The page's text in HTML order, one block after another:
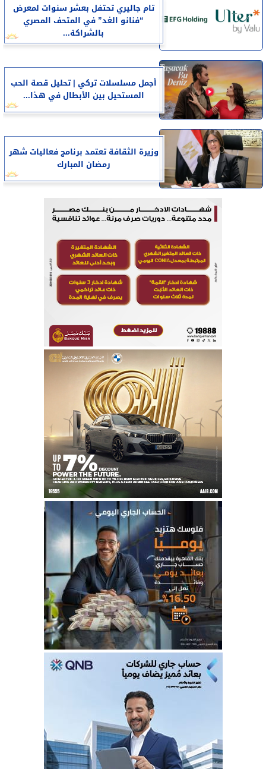
تام جاليري تحتفل بعشر سنوات لمعرض
“فنانو الغد” في المتحف المصري
بالشراكة...
أجمل مسلسلات تركي | تحليل قصة الحب
المستحيل بين الأبطال في هذا...
وزيرة الثقافة تعتمد برنامج فعاليات شهر
رمضان المبارك